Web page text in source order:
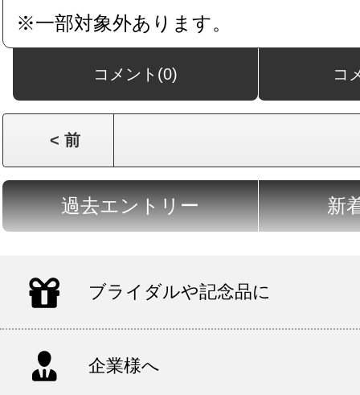
※一部対象外あります。
コメント(0) コ
< 前
過去エントリー 新
ブライダルや記念品に
企業様へ